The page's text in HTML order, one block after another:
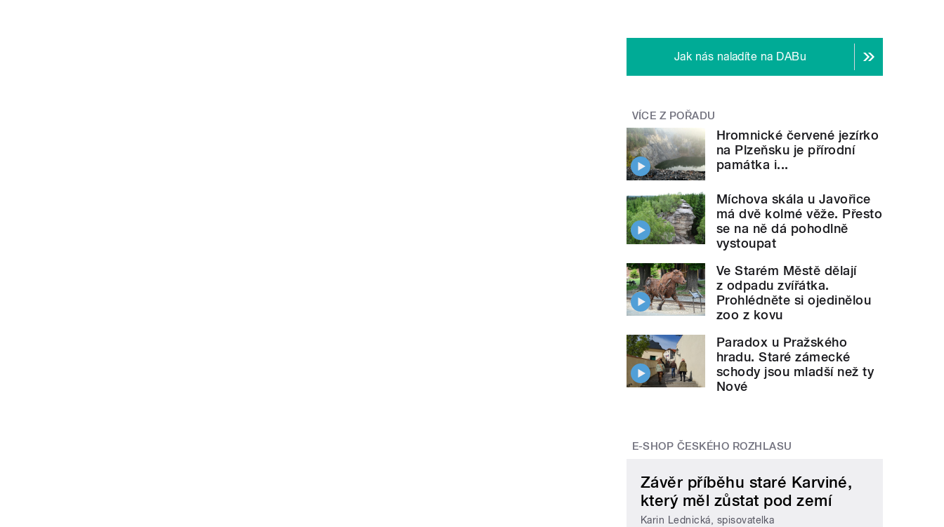
Jak nás naladíte na DABu
VÍCE Z POŘADU
Hromnické červené jezírko
na Plzeňsku je přírodní
památka i...
Míchova skála u Javořice
má dvě kolmé věže. Přesto
se na ně dá pohodlně
vystoupat
Ve Starém Městě dělají
z odpadu zvířátka.
Prohlédněte si ojedinělou
zoo z kovu
Paradox u Pražského
hradu. Staré zámecké
schody jsou mladší než ty
Nové
E-SHOP ČESKÉHO ROZHLASU
Závěr příběhu staré Karviné,
který měl zůstat pod zemí
Karin Lednická, spisovatelka